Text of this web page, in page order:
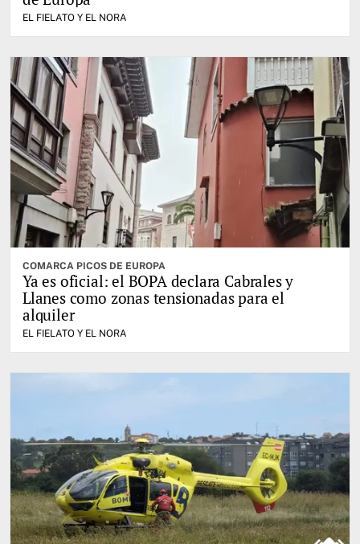
EL FIELATO Y EL NORA
COMARCA PICOS DE EUROPA
Ya es oficial: el BOPA declara Cabrales y
Llanes como zonas tensionadas para el
alquiler
EL FIELATO Y EL NORA